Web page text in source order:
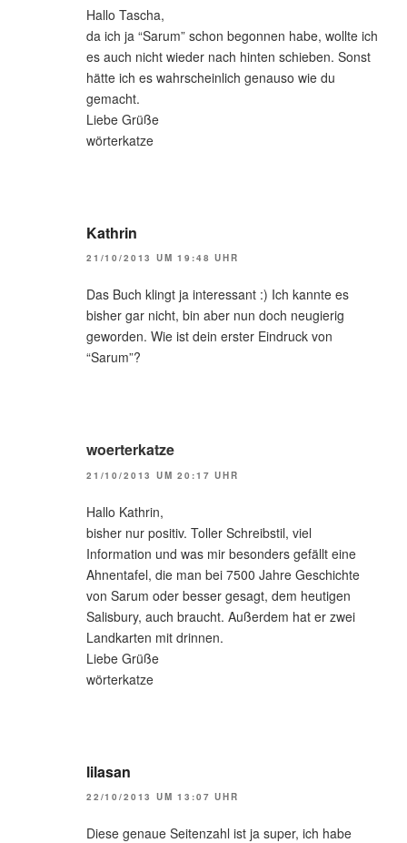
Hallo Tascha,
da ich ja “Sarum” schon begonnen habe, wollte ich
es auch nicht wieder nach hinten schieben. Sonst
hätte ich es wahrscheinlich genauso wie du
gemacht.
Liebe Grüße
wörterkatze
Kathrin
21/10/2013 UM 19:48 UHR
Das Buch klingt ja interessant :) Ich kannte es
bisher gar nicht, bin aber nun doch neugierig
geworden. Wie ist dein erster Eindruck von
“Sarum”?
woerterkatze
21/10/2013 UM 20:17 UHR
Hallo Kathrin,
bisher nur positiv. Toller Schreibstil, viel
Information und was mir besonders gefällt eine
Ahnentafel, die man bei 7500 Jahre Geschichte
von Sarum oder besser gesagt, dem heutigen
Salisbury, auch braucht. Außerdem hat er zwei
Landkarten mit drinnen.
Liebe Grüße
wörterkatze
lilasan
22/10/2013 UM 13:07 UHR
Diese genaue Seitenzahl ist ja super, ich habe